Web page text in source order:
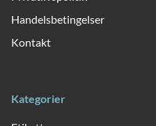
Handelsbetingelser
Kontakt
Kategorier